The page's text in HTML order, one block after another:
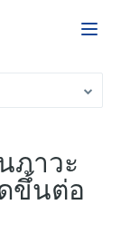
ภาวะ
ขึ้นต่อ